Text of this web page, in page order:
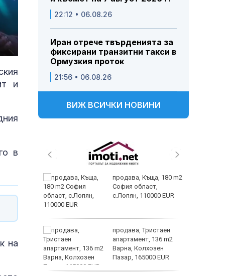
и
в
на
22:12 • 06.08.26
Иран отрече твърденията за
фиксирани транзитни такси в
Ормузкия проток
21:56 • 06.08.26
ВИЖ ВСИЧКИ НОВИНИ
а и
продава, Къща, 180 m2
София област,
с.Лопян, 110000 EUR
продава, Тристаен
апартамент, 136 m2
Варна, Колхозен
Пазар, 165000 EUR